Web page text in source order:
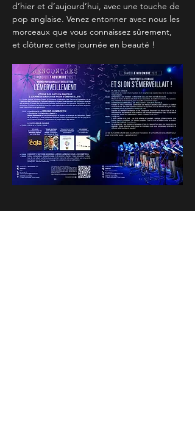
d’hier et d’aujourd’hui, avec une touche de
pop anglaise. Venez entonner avec nous les
morceaux que vous connaissez sûrement,
et clôturez cette journée en beauté !